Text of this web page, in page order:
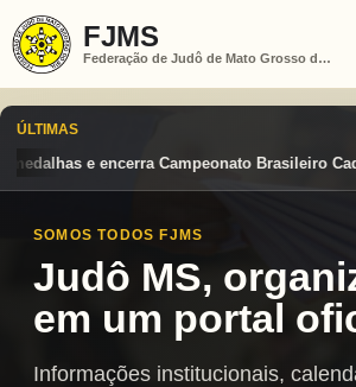
FJMS
Federação de Judô de Mato Grosso do Sul
ÚLTIMAS
Brasileiro Cadete 2026 entre os destaques
SOMOS TODOS FJMS
Judô MS,
em um portal
Informações institucionais,